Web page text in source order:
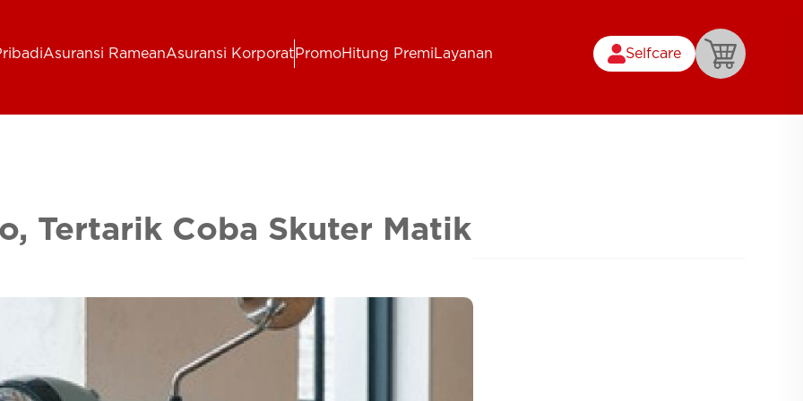
Asuransi RameanAsuransi KorporatPromoHitung Premi Layanan Selfcare
Tertarik Coba Skuter Matik